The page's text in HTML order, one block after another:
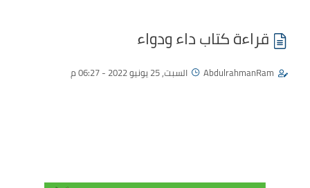
قراءة كتاب داء ودواء
AbdulrahmanRam السبت, 25 يونيو 2022 - 06:27 م